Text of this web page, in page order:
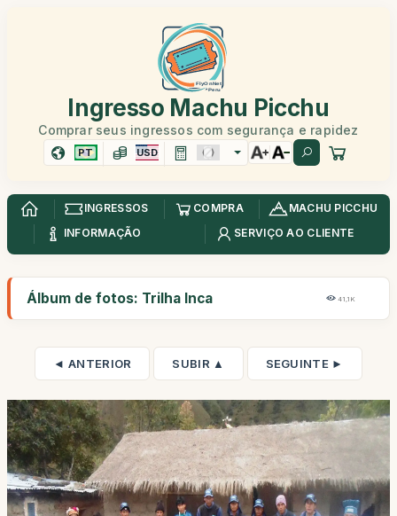
Ingresso Machu Picchu
Comprar seus ingressos com segurança e rapidez
PT USD
INGRESSOS COMPRA
MACHU PICCHU
INFORMAÇÃO
SERVIÇO AO CLIENTE
Álbum de fotos: Trilha Inca 41,1K
◄ ANTERIOR SUBIR ▲ SEGUINTE ►